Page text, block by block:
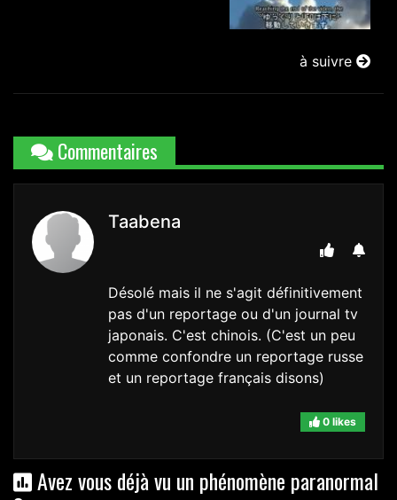
à suivre
Commentaires
Taabena
Désolé mais il ne s'agit définitivement
pas d'un reportage ou d'un journal tv
japonais. C'est chinois. (C'est un peu
comme confondre un reportage russe
et un reportage français disons)
0 likes
Avez vous déjà vu un phénomène paranormal